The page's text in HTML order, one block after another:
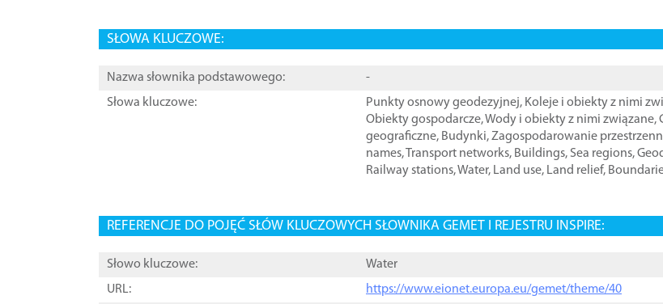
SŁOWA KLUCZOWE:
Nazwa słownika podstawowego:
-
Słowa kluczowe:
Punkty osnowy geodezyjnej, Koleje i obiekty z nimi
Obiekty gospodarcze,Wody i obiekty z nimi związane,
geograficzne, Budynki,Zagospodarowanie
names,Transport networks, Buildings, Sea regions,
Railway stations,Water, Land use, Land relief,
REFERENCJE DO POJĘĆ SŁÓW KLUCZOWYCH SŁOWNIKA GEMET I REJESTRU INSPIRE:
Słowo kluczowe:
Water
URL:
https://www.eionet.europa.eu/gemet/theme/40